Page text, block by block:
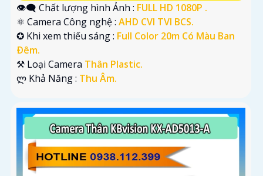
👁️‍🗨 Chất lượng hình Ảnh : FULL HD 1080P .
⚛️ Camera Công nghệ : AHD CVI TVI BCS.
✪ Khi xem thiếu sáng : Full Color 20m Có Màu Ban
Ðêm.
⚒ Loại Camera Thân Plastic.
️ლ Khả Năng : Thu Âm.